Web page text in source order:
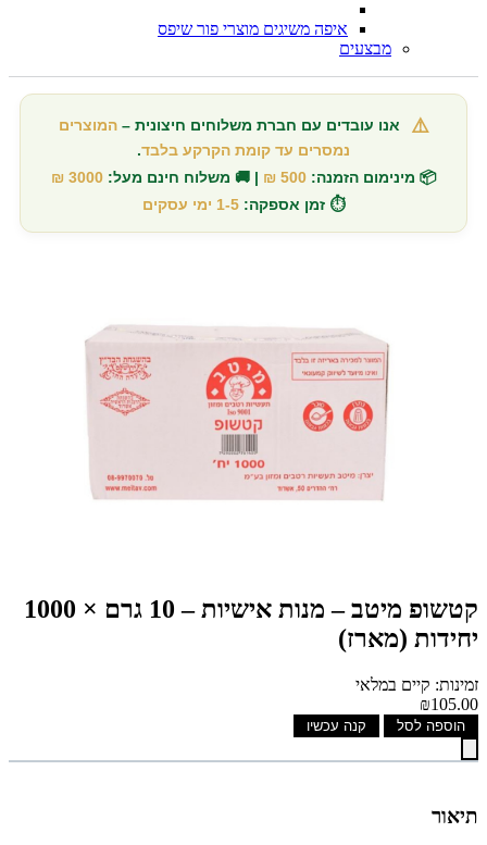
איפה משיגים מוצרי פור שיפס
מבצעים
⚠️ אנו עובדים עם חברת משלוחים חיצונית –המוצרים
נמסרים עד קומת הקרקע בלבד.
📦 מינימום הזמנה: 500 ₪ | 🚚 משלוח חינם מעל: 3000 ₪
⏱️ זמן אספקה: 1-5 ימי עסקים
קטשופ מיטב – מנות אישיות – 10 גרם × 1000
יחידות (מארז)
זמינות: קיים במלאי
₪105.00
הוספה לסל קנה עכשיו
תיאור